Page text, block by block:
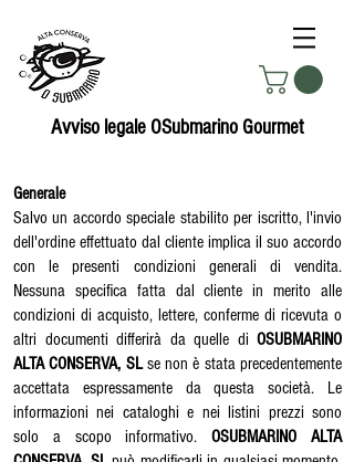
Avviso legale OSubmarino Gourmet
Generale
Salvo un accordo speciale stabilito per iscritto, l'invio
dell'ordine effettuato dal cliente implica il suo accordo
con le presenti condizioni generali di vendita.
Nessuna specifica fatta dal cliente in merito alle
condizioni di acquisto, lettere, conferme di ricevuta o
altri documenti differirà da quelle di OSUBMARINO
ALTA CONSERVA, SLse non è stata precedentemente
accettata espressamente da questa società. Le
informazioni nei cataloghi e nei listini prezzi sono
solo a scopo informativo.OSUBMARINO ALTA